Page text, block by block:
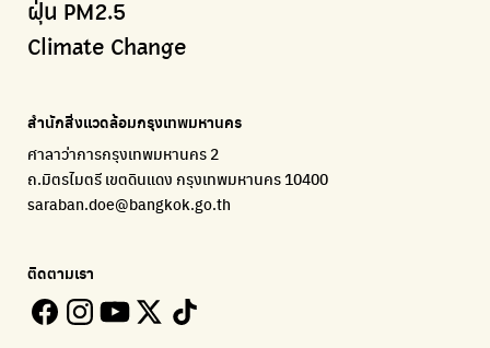
CHULA Zero Waste
จัดการขยะภายในพื้นที่อย่างเป็นระบบ
ECOLIFE
แพลตฟอร์มเพื่อสิ่งแวดล้อม
Environman
เรื่องราวสิ่งแวดล้อม เพื่อสร้างความตระหนัก
ติดตามความคืบหน้านโยบายกรุงเทพมหานคร
Kong Green Green
How to ting
การแยกขยะให้สนุก
Plaplus
แพลตฟอร์มการจัดการพลาสติกชีวภาพหลังการกินดื่ม
Loopers
รวบรวมและส่งต่อเสื้อผ้ามือสองคุณภาพดี
รับซื้อขยะถึงบ้าน
ECOLIFE
เตะฝุ่น
แผนที่การระบายอากาศในช่วงสูงสุดของแต่ละวัน
Net Zero Carbon
Everything about our planet and more
35 Hours Bangkok Nature Play
โครงการ 35 ชั่วโมงการเรียนรู้ธรรมชาติผ่านการเล่น
ฝุ่น PM2.5
Climate Change
สำนักสิ่งแวดล้อมกรุงเทพมหานคร
ศาลาว่าการกรุงเทพมหานคร 2
ถ.มิตรไมตรี เขตดินแดง กรุงเทพมหานคร 10400
saraban.doe@bangkok.go.th
ติดตามเรา